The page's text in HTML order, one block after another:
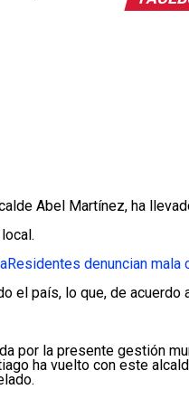
Abel Martínez, ha
Residentes denuncian mala
el país, lo que, de
por la presente gestión
ha vuelto con este